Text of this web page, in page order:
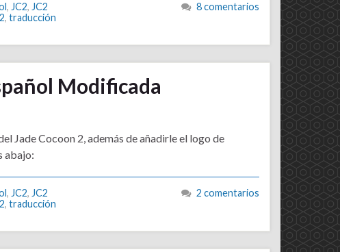
, JC2, JC2
, traducción
8 comentarios
Modificada
Jade Cocoon 2, además de añadirle el logo de
abajo:
, JC2, JC2
, traducción
2 comentarios